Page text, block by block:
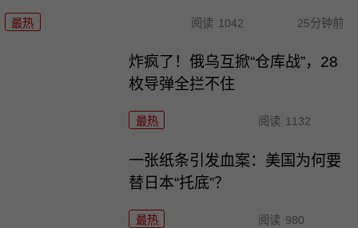
最热 阅读 1042 25分钟前
炸疯了！俄乌互掀“仓库战”，28
枚导弹全拦不住
最热 阅读 1132
一张纸条引发血案：美国为何要
替日本“托底”？
最热 阅读 980